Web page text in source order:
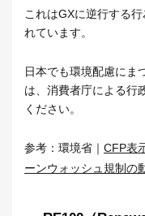
これはGXに逆行する
れています。
日本でも環境配慮にま
は、消費者庁による行
ください。
参考：環境省｜ CFP表
ーンウォッシュ規制の